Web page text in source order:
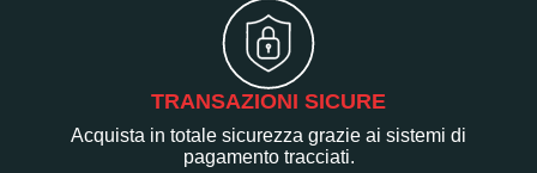
TRANSAZIONI SICURE
Acquista in totale sicurezza grazie ai sistemi di
pagamento tracciati.